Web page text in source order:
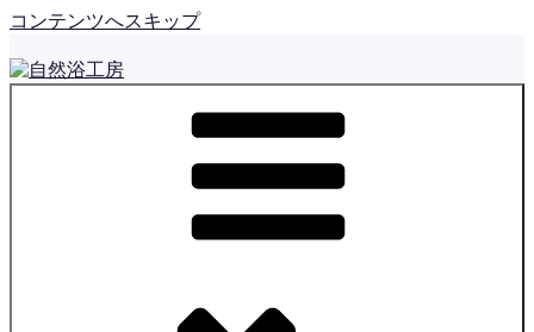
コンテンツへスキップ
佐賀で住まいの外構とお庭をつくっている とっても小さな